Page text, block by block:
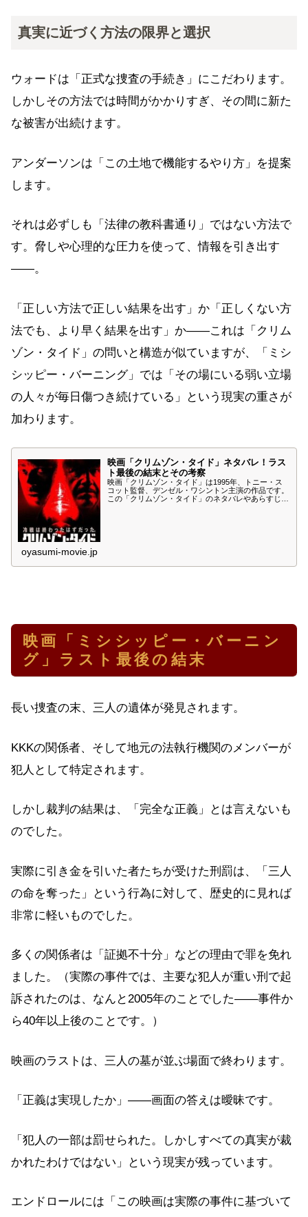
真実に近づく方法の限界と選択
ウォードは「正式な捜査の手続き」にこだわります。
しかしその方法では時間がかかりすぎ、その間に新た
な被害が出続けます。
アンダーソンは「この土地で機能するやり方」を提案
します。
それは必ずしも「法律の教科書通り」ではない方法で
す。脅しや心理的な圧力を使って、情報を引き出す
——。
「正しい方法で正しい結果を出す」か「正しくない方
法でも、より早く結果を出す」か——これは「クリム
ゾン・タイド」の問いと構造が似ていますが、「ミシ
シッピー・バーニング」では「その場にいる弱い立場
の人々が毎日傷つき続けている」という現実の重さが
加わります。
映画「クリムゾン・タイド」ネタバレ！ラス
ト最後の結末とその考察
映画「クリムゾン・タイド」は1995年、トニー・ス
コット監督、デンゼル・ワシントン主演の作品です。
この「クリムゾン・タイド」のネタバレやあらすじ、
oyasumi-movie.jp
映画「ミシシッピー・バーニン
グ」ラスト最後の結末
長い捜査の末、三人の遺体が発見されます。
KKKの関係者、そして地元の法執行機関のメンバーが
犯人として特定されます。
しかし裁判の結果は、「完全な正義」とは言えないも
のでした。
実際に引き金を引いた者たちが受けた刑罰は、「三人
の命を奪った」という行為に対して、歴史的に見れば
非常に軽いものでした。
多くの関係者は「証拠不十分」などの理由で罪を免れ
ました。（実際の事件では、主要な犯人が重い刑で起
訴されたのは、なんと2005年のことでした——事件か
ら40年以上後のことです。）
映画のラストは、三人の墓が並ぶ場面で終わります。
「正義は実現したか」——画面の答えは曖昧です。
「犯人の一部は罰せられた。しかしすべての真実が裁
かれたわけではない」という現実が残っています。
エンドロールには「この映画は実際の事件に基づいて